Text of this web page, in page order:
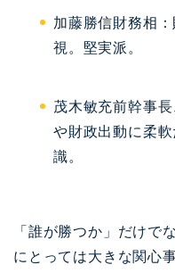
加藤勝信財務相
視。堅実派。
茂木敏充前幹事
や財政出動に柔
識。
「誰が勝つか」だけで
にとっては大きな関心事